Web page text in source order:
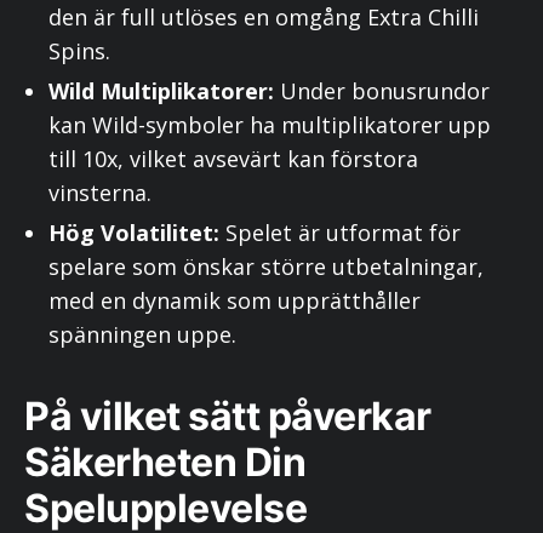
den är full utlöses en omgång Extra Chilli
Spins.
Wild Multiplikatorer: Under bonusrundor
kan Wild-symboler ha multiplikatorer upp
till 10x, vilket avsevärt kan förstora
vinsterna.
Hög Volatilitet: Spelet är utformat för
spelare som önskar större utbetalningar,
med en dynamik som upprätthåller
spänningen uppe.
På vilket sätt påverkar
Säkerheten Din
Spelupplevelse